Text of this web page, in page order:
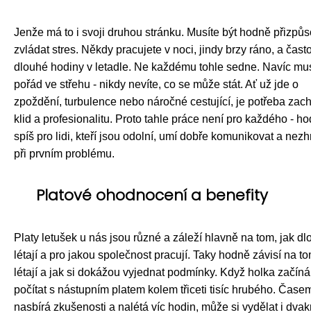
Jenže má to i svoji druhou stránku. Musíte být hodně
zvládat stres. Někdy pracujete v noci, jindy brzy ráno, a
dlouhé hodiny v letadle. Ne každému tohle sedne. Navíc
pořád ve střehu - nikdy nevíte, co se může stát. Ať už jde o
zpoždění, turbulence nebo náročné cestující, je potřeba
klid a profesionalitu. Proto tahle práce není pro každého -
spíš pro lidi, kteří jsou odolní, umí dobře komunikovat a
při prvním problému.
Platové ohodnocení a benefity
Platy letušek u nás jsou různé a záleží hlavně na tom, jak
létají a pro jakou společnost pracují. Taky hodně závisí na
létají a jak si dokážou vyjednat podmínky. Když holka
počítat s nástupním platem kolem třiceti tisíc hrubého.
nasbírá zkušenosti a nalétá víc hodin, může si vydělat i